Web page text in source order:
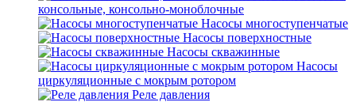
консольные, консольно-моноблочные
Насосы многоступенчатые
Насосы поверхностные
Насосы скважинные
Насосы
циркуляционные с мокрым ротором
Реле давления